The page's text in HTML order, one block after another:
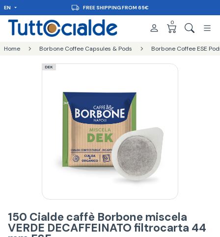
EN FREE SHIPPING FROM 65€
0
Home Borbone Coffee Capsules & Pods Borbone Coffee ESE
DEK
150 Cialde caffè Borbone miscela
VERDE DECAFFEINATO filtrocarta 44